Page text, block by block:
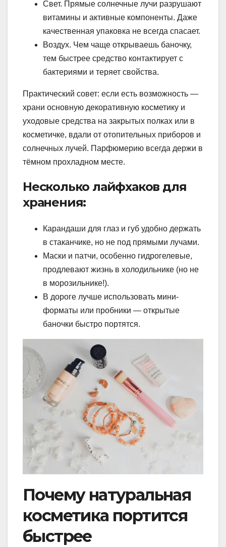
Свет. Прямые солнечные лучи разрушают
витамины и активные компоненты. Даже
качественная упаковка не всегда спасает.
Воздух. Чем чаще открываешь баночку,
тем быстрее средство контактирует с
бактериями и теряет свойства.
Практический совет: если есть возможность —
храни основную декоративную косметику и
уходовые средства на закрытых полках или в
косметичке, вдали от отопительных приборов и
солнечных лучей. Парфюмерию всегда держи в
тёмном прохладном месте.
Несколько лайфхаков для
хранения:
Карандаши для глаз и губ удобно держать
в стаканчике, но не под прямыми лучами.
Маски и патчи, особенно гидрогелевые,
продлевают жизнь в холодильнике (но не
в морозильнике!).
В дороге лучше использовать мини-
форматы или пробники — открытые
баночки быстро портятся.
Почему натуральная
косметика портится
быстрее